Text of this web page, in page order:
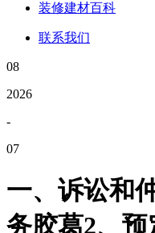
装修建材百科
联系我们
08
2026
-
07
一、诉讼和
务胶葛2、预